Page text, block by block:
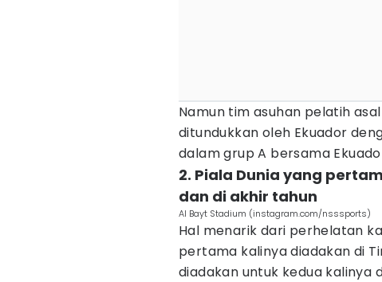
Namun tim asuhan pelatih
ditundukkan oleh Ekuador
dalam grup A bersama
2. Piala Dunia yang
dan di akhir tahun
Al Bayt Stadium (instagram.com/nsssports)
Hal menarik dari perhelatan
pertama kalinya diadakan di
diadakan untuk kedua kalinya